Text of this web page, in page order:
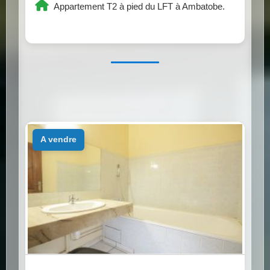
Appartement T2 à pied du LFT à Ambatobe.
a vendre